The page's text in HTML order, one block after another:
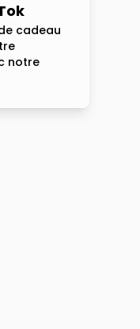
cadeau
notre